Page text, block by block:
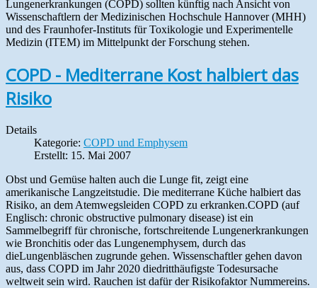
Lungenerkrankungen (COPD) sollten künftig nach Ansicht von
Wissenschaftlern der Medizinischen Hochschule Hannover (MHH)
und des Fraunhofer-Instituts für Toxikologie und Experimentelle
Medizin (ITEM) im Mittelpunkt der Forschung stehen.
COPD - Mediterrane Kost halbiert das
Risiko
Details
Kategorie: COPD und Emphysem
Erstellt: 15. Mai 2007
Obst und Gemüse halten auch die Lunge fit, zeigt eine
amerikanische Langzeitstudie. Die mediterrane Küche halbiert das
Risiko, an dem Atemwegsleiden COPD zu erkranken.COPD (auf
Englisch: chronic obstructive pulmonary disease) ist ein
Sammelbegriff für chronische, fortschreitende Lungenerkrankungen
wie Bronchitis oder das Lungenemphysem, durch das
dieLungenbläschen zugrunde gehen. Wissenschaftler gehen davon
aus, dass COPD im Jahr 2020 diedritthäufigste Todesursache
weltweit sein wird. Rauchen ist dafür der Risikofaktor Nummereins.